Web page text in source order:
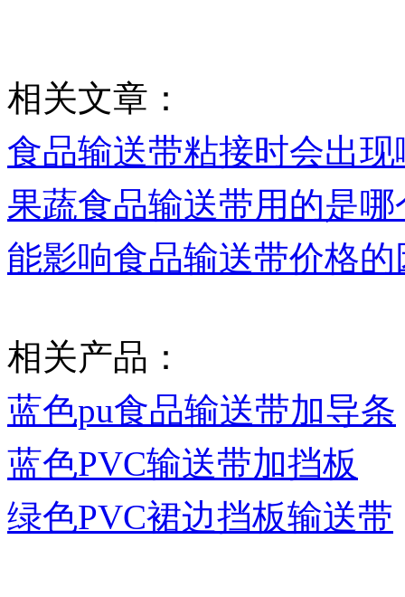
相关文章：
食品输送带粘接时会出
果蔬食品输送带用的是哪
能影响食品输送带价格
相关产品：
蓝色pu食品输送带加导条
蓝色PVC输送带加挡板
绿色PVC裙边挡板输送带